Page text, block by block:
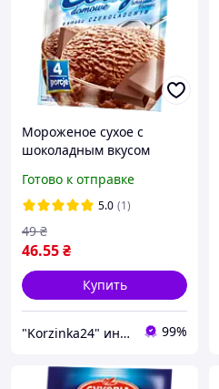
Мороженое сухое с
шоколадным вкусом
порции)
Готово к отправке
5.0 (1)
46.55₴
49 ₴
Купить
"Korzinka24" интернет магазин 99%